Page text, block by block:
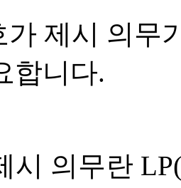
가 제시 의무
합니다.
시 의무란